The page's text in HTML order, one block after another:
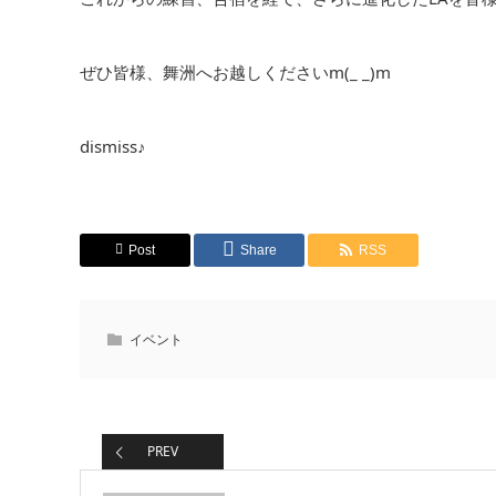
ぜひ皆様、舞洲へお越しくださいm(_ _)m
dismiss♪
Post Share RSS
イベント
PREV